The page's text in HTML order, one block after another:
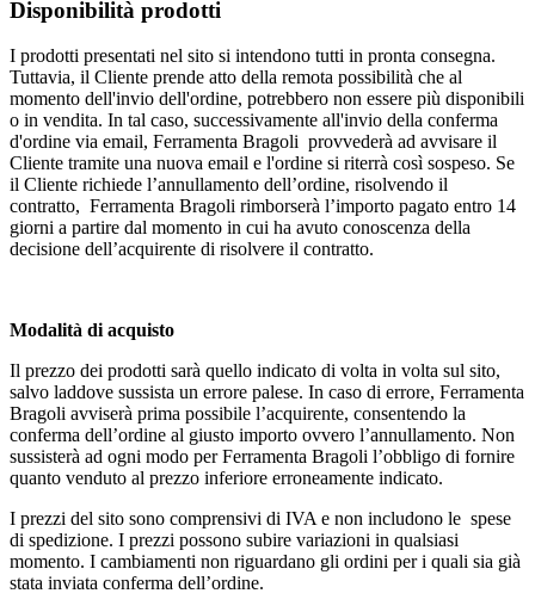
Disponibilità prodotti
I prodotti presentati nel sito si intendono tutti in pronta consegna.
Tuttavia, il Cliente prende atto della remota possibilità che al
momento dell'invio dell'ordine, potrebbero non essere più disponibili
o in vendita. In tal caso, successivamente all'invio della conferma
d'ordine via email, Ferramenta Bragoli provvederà ad avvisare il
Cliente tramite una nuova email e l'ordine si riterrà così sospeso. Se
il Cliente richiede l’annullamento dell’ordine, risolvendo il
contratto, Ferramenta Bragoli rimborserà l’importo pagato entro 14
giorni a partire dal momento in cui ha avuto conoscenza della
decisione dell’acquirente di risolvere il contratto.
Modalità di acquisto
Il prezzo dei prodotti sarà quello indicato di volta in volta sul sito,
salvo laddove sussista un errore palese. In caso di errore, Ferramenta
Bragoli avviserà prima possibile l’acquirente, consentendo la
conferma dell’ordine al giusto importo ovvero l’annullamento. Non
sussisterà ad ogni modo per Ferramenta Bragoli l’obbligo di fornire
quanto venduto al prezzo inferiore erroneamente indicato.
I prezzi del sito sono comprensivi di IVA e non includono le spese
di spedizione. I prezzi possono subire variazioni in qualsiasi
momento. I cambiamenti non riguardano gli ordini per i quali sia già
stata inviata conferma dell’ordine.